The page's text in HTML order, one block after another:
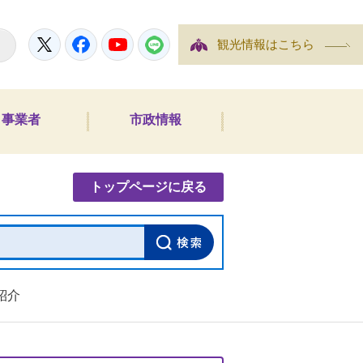
TwitterFacebookYouTubeLINE 観光情報はこちら
事業者 市政情報
トップページに戻る
介